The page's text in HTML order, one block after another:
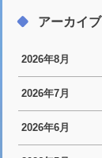
アーカイブ
2026年8月
2026年7月
2026年6月